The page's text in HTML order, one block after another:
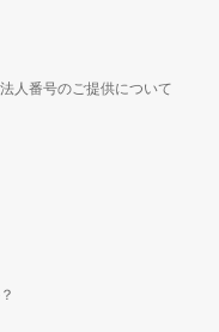
人番号のご提供について